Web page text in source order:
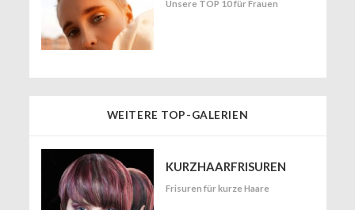
Unsere TOP 10 für Frauen
WEITERE TOP-GALERIEN
KURZHAARFRISUREN
Frisuren für kurze Haare